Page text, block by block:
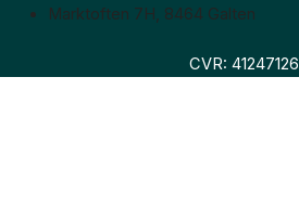
Marktoften 7H, 8464 Galten
CVR: 41247126